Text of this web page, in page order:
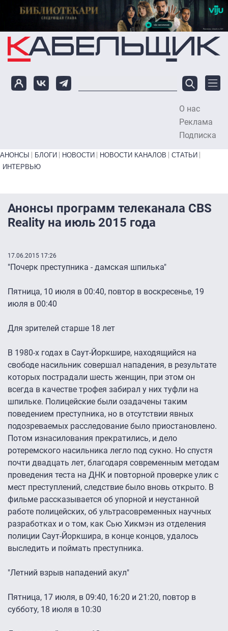
Перейти к основному содержанию
О нас
Реклама
Подписка
Primary links bottom
АНОНСЫ БЛОГИ НОВОСТИ НОВОСТИ КАНАЛОВ
СТАТЬИ
ИНТЕРВЬЮ
Анонсы программ телеканала CBS
Reality на июль 2015 года
17.06.2015 17:26
"Почерк преступника - дамская шпилька"
Пятница, 10 июля в 00:40, повтор в воскресенье, 19
июля в 00:40
Для зрителей старше 18 лет
В 1980-х годах в Саут-Йоркшире, находящийся на
свободе насильник совершал нападения, в результате
которых пострадали шесть женщин, при этом он
всегда в качестве трофея забирал у них туфли на
шпильке. Полицейские были озадачены таким
поведением преступника, но в отсутствии явных
подозреваемых расследование было приостановлено.
Потом изнасилования прекратились, и дело
ротеремского насильника легло под сукно. Но спустя
почти двадцать лет, благодаря современным методам
проведения теста на ДНК и повторной проверке улик с
мест преступлений, следствие было вновь открыто. В
фильме рассказывается об упорной и неустанной
работе полицейских, об ультрасовременных научных
разработках и о том, как Сью Хикмэн из отделения
полиции Саут-Йоркшира, в конце концов, удалось
выследить и поймать преступника.
"Летний взрыв нападений акул"
Пятница, 17 июля, в 09:40, 16:20 и 21:20, повтор в
субботу, 18 июля в 10:30